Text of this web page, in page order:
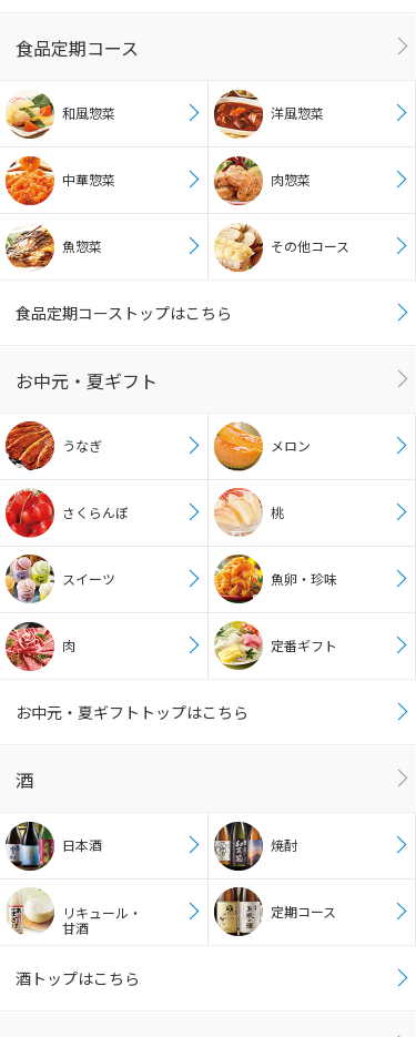
食品定期コース
和風惣菜 洋風惣菜
中華惣菜 肉惣菜
魚惣菜 その他コース
食品定期コーストップはこちら
お中元・夏ギフト
うなぎ メロン
さくらんぼ 桃
スイーツ 魚卵・珍味
肉 定番ギフト
お中元・夏ギフトトップはこちら
酒
日本酒 焼酎
リキュール・
甘酒
定期コース
酒トップはこちら